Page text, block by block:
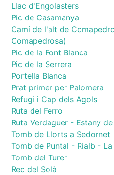
Llac d'Engolasters
Pic de Casamanya
Camí de l'alt de
Comapedrosa)
Pic de la Font Blanca
Pic de la Serrera
Portella Blanca
Prat primer per Palomera
Refugi i Cap dels Agols
Ruta del Ferro
Ruta Verdaguer - Estany
Tomb de Llorts a Sedornet
Tomb de Puntal - Rialb - La
Tomb del Turer
Rec del Solà